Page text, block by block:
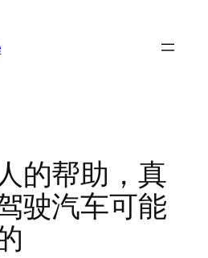
的帮助，真
驶汽车可能